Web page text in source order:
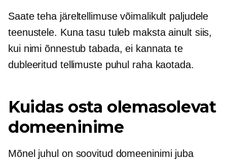
Saate teha järeltellimuse võimalikult paljudele
teenustele. Kuna tasu tuleb maksta ainult siis,
kui nimi õnnestub tabada, ei kannata te
dubleeritud tellimuste puhul raha kaotada.
Kuidas osta olemasolevat
domeeninime
Mõnel juhul on soovitud domeeninimi juba